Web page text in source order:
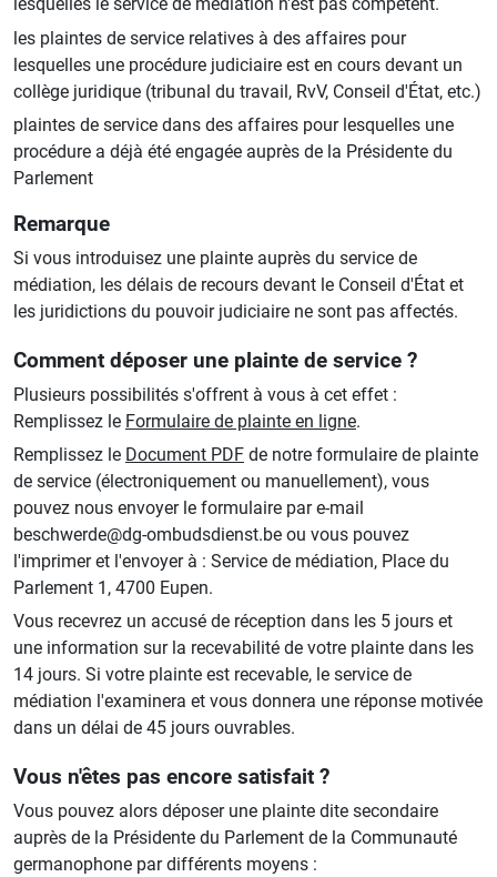
lesquelles le service de médiation n'est pas compétent.
les plaintes de service relatives à des affaires pour
lesquelles une procédure judiciaire est en cours devant un
collège juridique (tribunal du travail, RvV, Conseil d'État, etc.)
plaintes de service dans des affaires pour lesquelles une
procédure a déjà été engagée auprès de la Présidente du
Parlement
Remarque
Si vous introduisez une plainte auprès du service de
médiation, les délais de recours devant le Conseil d'État et
les juridictions du pouvoir judiciaire ne sont pas affectés.
Comment déposer une plainte de service ?
Plusieurs possibilités s'offrent à vous à cet effet :
Remplissez le Formulaire de plainte en ligne.
Remplissez le Document PDF de notre formulaire de plainte
de service (électroniquement ou manuellement), vous
pouvez nous envoyer le formulaire par e-mail
beschwerde@dg-ombudsdienst.be ou vous pouvez
l'imprimer et l'envoyer à : Service de médiation, Place du
Parlement 1, 4700 Eupen.
Vous recevrez un accusé de réception dans les 5 jours et
une information sur la recevabilité de votre plainte dans les
14 jours. Si votre plainte est recevable, le service de
médiation l'examinera et vous donnera une réponse motivée
dans un délai de 45 jours ouvrables.
Vous n'êtes pas encore satisfait ?
Vous pouvez alors déposer une plainte dite secondaire
auprès de la Présidente du Parlement de la Communauté
germanophone par différents moyens :